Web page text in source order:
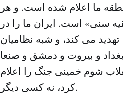
که جنگ در حقیقت از سال ۱۹۷۹ در منطقه ما اعلام شده است. و هر
سنی» است. ایران ما را در
می کند، و شبه نظامیان
و بیروت و دمشق و صنعا
شوم خمینی جنگ را اعلام
کرد، نه کسی دیگر.